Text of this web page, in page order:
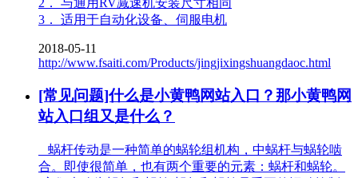
2． 与通用RV减速机安装尺寸相同
3． 适用于自动化设备、伺服电机
2018-05-11
http://www.fsaiti.com/Products/jingjixingshuangdaoc.html
[常见问题]什么是小黄鸭网站入口？那小黄鸭网
站入口组又是什么？
蜗杆传动是一种简单的蜗轮组机构，中蜗杆与蜗轮啮
合。即使很简单，也有两个重要的元素：蜗杆和蜗轮。